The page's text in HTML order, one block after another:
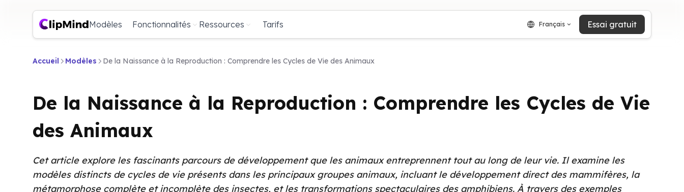
Modèles Fonctionnalités Ressources Tarifs Français Essai gratuit
Accueil Modèles De la Naissance à la Reproduction : Comprendre les Cycles de Vie des Animaux
De la Naissance à la Reproduction : Comprendre les Cycles de Vie
des Animaux
Cet article explore les fascinants parcours de développement que les animaux entreprennent tout au long de leur vie. Il examine les
modèles distincts de cycles de vie présents dans les principaux groupes animaux, incluant le développement direct des mammifères, la
métamorphose complète et incomplète des insectes, et les transformations spectaculaires des amphibiens. À travers des exemples